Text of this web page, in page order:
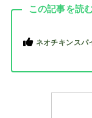
この記事を読
ネオチキンスパ